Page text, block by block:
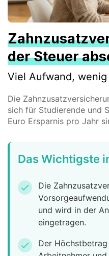
der Steuer
Viel Aufwand,
Die
sich für Studierende und
Euro Ersparnis pro Jahr
Das Wichtigste
check
Die
und wird in der
eingetragen.
check
Der